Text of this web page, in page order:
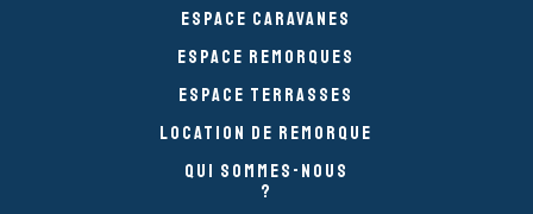
Espace caravanes
Espace remorques
Espace Terrasses
Location de remorque
Qui sommes-nous
?